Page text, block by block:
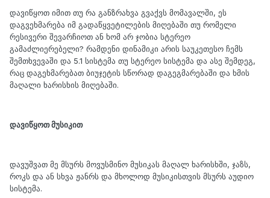
დავიწყოთ იმით თუ რა განზრახვა გვაქვს მომავალში, ეს
დაგვეხმარება იმ გადაწყვეტილების მიღებაში თუ რომელი
რესივერი შევარჩიოთ ან ხომ არ ჯობია სტერეო
გამაძლიერებელი? რამდენი დინამიკი არის საუკეთესო ჩემს
შემთხვევაში და 5.1 სისტემა თუ სტერეო სისტემა და ასე შემდეგ,
რაც დაგეხმარებათ ბიუჯეტის სწორად დაგეგმარებაში და ხმის
მაღალი ხარისხის მიღებაში.
დავიწყოთ მუსიკით
დავუშვათ მე მსურს მოვუსმინო მუსიკას მაღალ ხარისხში, ჯაზს,
როკს და ან სხვა ჟანრს და მხოლოდ მუსიკისთვის მსურს აუდიო
სისტემა.